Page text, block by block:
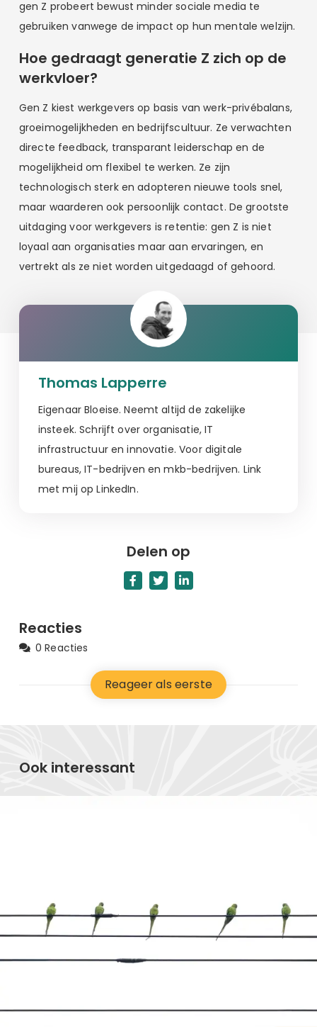
gen Z probeert bewust minder sociale media te
gebruiken vanwege de impact op hun mentale welzijn.
Hoe gedraagt generatie Z zich op de
werkvloer?
Gen Z kiest werkgevers op basis van werk-privébalans,
groeimogelijkheden en bedrijfscultuur. Ze verwachten
directe feedback, transparant leiderschap en de
mogelijkheid om flexibel te werken. Ze zijn
technologisch sterk en adopteren nieuwe tools snel,
maar waarderen ook persoonlijk contact. De grootste
uitdaging voor werkgevers is retentie: gen Z is niet
loyaal aan organisaties maar aan ervaringen, en
vertrekt als ze niet worden uitgedaagd of gehoord.
Thomas Lapperre
Eigenaar Bloeise. Neemt altijd de zakelijke
insteek. Schrijft over organisatie, IT
infrastructuur en innovatie. Voor digitale
bureaus, IT-bedrijven en mkb-bedrijven. Link
met mij op LinkedIn.
Delen op
Reacties
0 Reacties
Reageer als eerste
Ook interessant